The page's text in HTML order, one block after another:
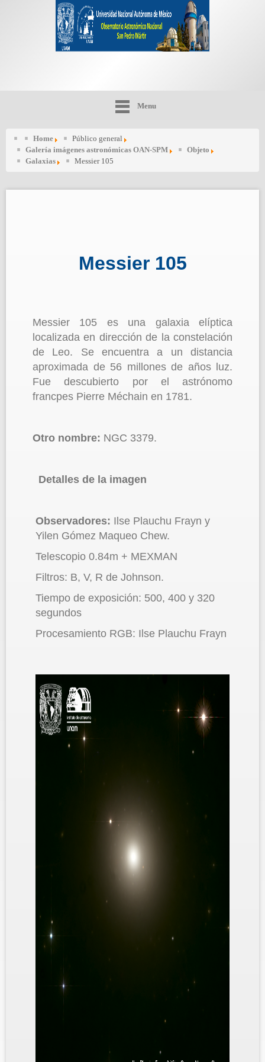
Menu
Home
Público general
Galería imágenes astronómicas OAN-SPM
Objeto
Galaxias
Messier 105
Messier 105
Messier 105 es una galaxia elíptica
localizada en dirección de la constelación
de Leo. Se encuentra a un distancia
aproximada de 56 millones de años luz.
Fue descubierto por el astrónomo
francpes Pierre Méchain en 1781.
Otro nombre: NGC 3379.
Detalles de la imagen
Observadores: Ilse Plauchu Frayn y
Yilen Gómez Maqueo Chew.
Telescopio 0.84m + MEXMAN
Filtros: B, V, R de Johnson.
Tiempo de exposición: 500, 400 y 320
segundos
Procesamiento RGB: Ilse Plauchu Frayn